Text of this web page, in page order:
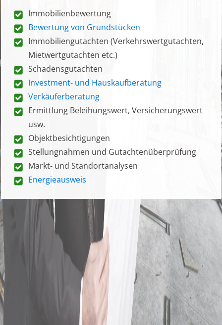
Immobilienbewertung
Bewertung von Grundstücken
Immobiliengutachten (Verkehrswertgutachten,
Mietwertgutachten etc.)
Schadensgutachten
Investment- und Hauskaufberatung
Verkäuferberatung
Ermittlung Beleihungswert, Versicherungswert
usw.
Objektbesichtigungen
Stellungnahmen und Gutachtenüberprüfung
Markt- und Standortanalysen
Energieausweis